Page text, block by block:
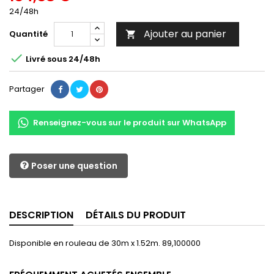
24/48h
Quantité
 Ajouter au panier
 Livré sous 24/48h
Partager
Renseignez-vous sur le produit sur WhatsApp
Poser une question
DESCRIPTION DÉTAILS DU PRODUIT
Disponible en rouleau de 30m x 1.52m. 89,100000